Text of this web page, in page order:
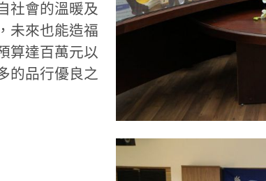
社會的溫暖及
未來也能造福
算達百萬元以
的品行優良之